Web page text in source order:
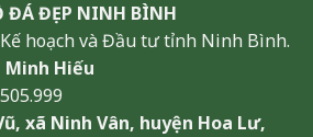
ĐÁ ĐẸP NINH BÌNH
hoạch và Đầu tư tỉnh Ninh Bình.
Minh Hiếu
xã Ninh Vân, huyện Hoa Lư,